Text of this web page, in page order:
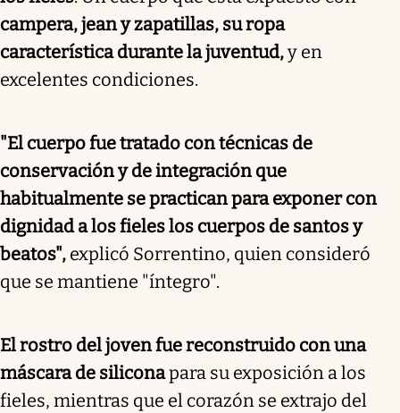
campera, jean y zapatillas, su ropa
característica durante la juventud,y en
excelentes condiciones.
"El cuerpo fue tratado con técnicas de
conservación y de integración que
habitualmente se practican para exponer con
dignidad a los fieles los cuerpos de santos y
beatos", explicó Sorrentino, quien consideró
que se mantiene "íntegro".
El rostro del joven fue reconstruido con una
máscara de siliconapara su exposición a los
fieles, mientras que el corazón se extrajo del